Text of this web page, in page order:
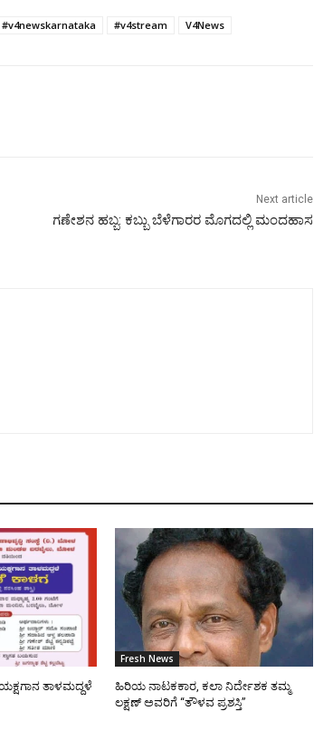
#v4newskarnataka #v4stream V4News
Next article
ಗಣೇಶನ ಹಬ್ಬ: ಕಬ್ಬು ಬೆಳೆಗಾರರ ಮೊಗದಲ್ಲಿ ಮಂದಹಾಸ
ತಾಳಮದ್ದಳೆ
Fresh News
ಹಿರಿಯ ನಾಟಕಕಾರ, ಕಲಾ ನಿರ್ದೇಶಕ ತಮ್ಮ
ಲಕ್ಷಣ್ ಅವರಿಗೆ “ತೌಳವ ಪ್ರಶಸ್ತಿ”